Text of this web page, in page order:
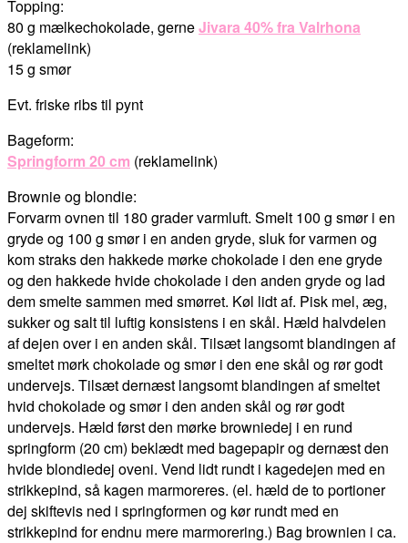
Topping:
80 g mælkechokolade, gerneJivara 40% fra Valrhona
(reklamelink)
15 g smør
Evt. friske ribs til pynt
Bageform:
Springform 20 cm (reklamelink)
Brownie og blondie:
Forvarm ovnen til 180 grader varmluft. Smelt 100 g smør i en
gryde og 100 g smør i en anden gryde, sluk for varmen og
kom straks den hakkede mørke chokolade i den ene gryde
og den hakkede hvide chokolade i den anden gryde og lad
dem smelte sammen med smørret. Køl lidt af. Pisk mel, æg,
sukker og salt til luftig konsistens i en skål. Hæld halvdelen
af dejen over i en anden skål. Tilsæt langsomt blandingen af
smeltet mørk chokolade og smør i den ene skål og rør godt
undervejs. Tilsæt dernæst langsomt blandingen af smeltet
hvid chokolade og smør i den anden skål og rør godt
undervejs. Hæld først den mørke browniedej i en rund
springform (20 cm) beklædt med bagepapir og dernæst den
hvide blondiedej oveni. Vend lidt rundt i kagedejen med en
strikkepind, så kagen marmoreres. (el. hæld de to portioner
dej skiftevis ned i springformen og kør rundt med en
strikkepind for endnu mere marmorering.) Bag brownien i ca.